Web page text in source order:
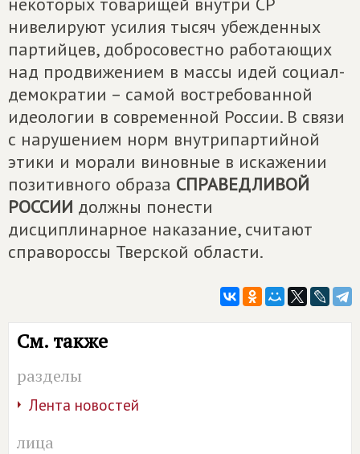
нивелируют усилия тысяч убежденных
партийцев, добросовестно работающих
над продвижением в массы идей социал-
демократии – самой востребованной
идеологии в современной России. В связи
с нарушением норм внутрипартийной
этики и морали виновные в искажении
позитивного образа СПРАВЕДЛИВОЙ
РОССИИ должны понести
дисциплинарное наказание, считают
справороссы Тверской области.
См. также
разделы
Лента новостей
лица